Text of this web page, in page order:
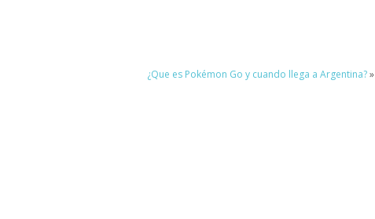
¿Que es Pokémon Go y cuando llega a Argentina?»